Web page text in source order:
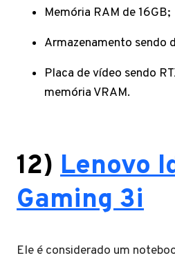
Memória RAM de 16GB;
Armazenamento sendo
Placa de vídeo sendo
memória VRAM.
12) Lenovo
Gaming 3i
Ele é considerado um